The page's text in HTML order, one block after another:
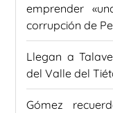
emprender
corrupción de
Llegan a
del Valle del
Gómez